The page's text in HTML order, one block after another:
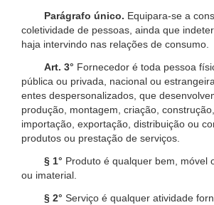
Parágrafo único. Equipara-se a
coletividade de pessoas, ainda que
haja intervindo nas relações de consumo.
Art. 3° Fornecedor é toda pessoa
pública ou privada, nacional ou
entes despersonalizados, que
produção, montagem, criação,
importação, exportação, distribuição ou
produtos ou prestação de serviços.
§ 1° Produto é qualquer bem, móvel
ou imaterial.
§ 2° Serviço é qualquer atividade